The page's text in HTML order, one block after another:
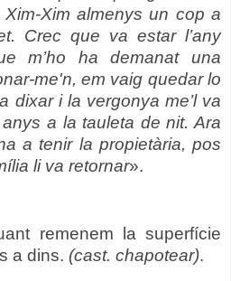
Xim almenys un cop a
Crec que va estar l’any
m’ho ha demanat una
me'n, em vaig quedar lo
dixar i la vergonya me’l va
a la tauleta de nit. Ara
a tenir la propietària, pos
li va retornar».
remenem la superfície
a dins. (cast. chapotear).